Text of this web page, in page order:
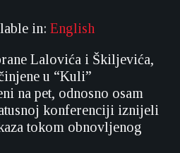
in: English
Lalovića i Škiljevića,
u “Kuli”
na pet, odnosno osam
konferenciji iznijeli
tokom obnovljenog